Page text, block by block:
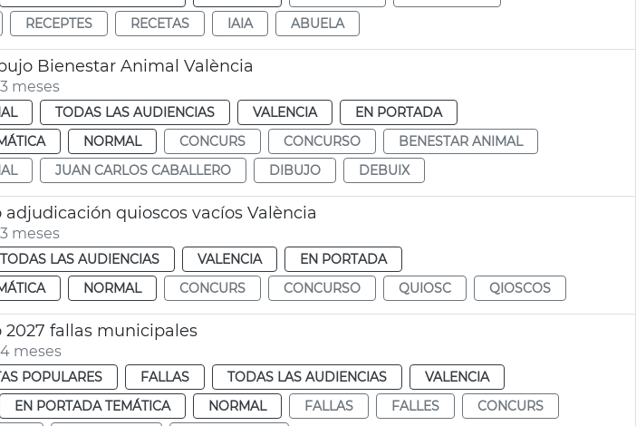
RECEPTES RECETAS IAIA ABUELA
Bienestar Animal València
meses
TODAS LAS AUDIENCIAS VALENCIA
EN PORTADA
NORMAL CONCURS CONCURSO
BENESTAR ANIMAL
JUAN CARLOS CABALLERO DIBUJO DEBUIX
adjudicación quioscos vacíos València
meses
TODAS LAS AUDIENCIAS VALENCIA
EN PORTADA
NORMAL CONCURS CONCURSO QUIOSC QIOSCOS
2027 fallas municipales
meses
POPULARES FALLAS TODAS LAS AUDIENCIAS
VALENCIA
EN PORTADA TEMÁTICA NORMAL FALLAS FALLES
CONCURS